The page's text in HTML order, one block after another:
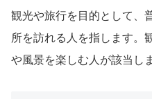
観光や旅行を目的として、
所を訪れる人を指します。
や風景を楽しむ人が該当し